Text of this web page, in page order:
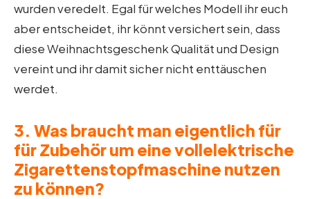
wurden veredelt. Egal für welches Modell ihr euch
aber entscheidet, ihr könnt versichert sein, dass
diese Weihnachtsgeschenk Qualität und Design
vereint und ihr damit sicher nicht enttäuschen
werdet.
3. Was braucht man eigentlich für
für Zubehör um eine vollelektrische
Zigarettenstopfmaschine nutzen
zu können?